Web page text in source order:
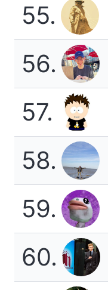
55.
56.
57.
58.
59.
60.